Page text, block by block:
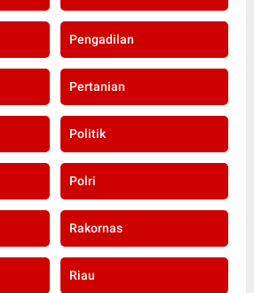
Pengadilan
Pertanian
Politik
Polri
Rakornas
Riau